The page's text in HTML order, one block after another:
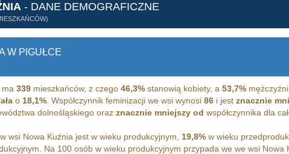
- DANE DEMOGRAFICZNE
W PIGUŁCE
339mieszkańców, z czego 46,3%stanowią kobiety, a 53,7%
o 18,1%. Współczynnik feminizacji we wsi wynosi 86i jest znacznie
dolnośląskiego oraz znacznie mniejszy od współczynnika dla
wsi Nowa Kuźnia jest w wieku produkcyjnym, 19,8%w wieku
Na 100 osób w wieku produkcyjnym przypada we we wsi Nowa